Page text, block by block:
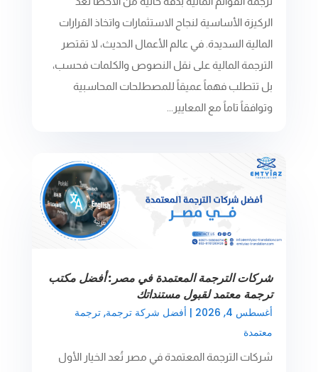
الركيزة الأساسية لنجاح الاستثمارات واتخاذ القرارات
المالية السديدة. في عالم الأعمال الحديث، لا تقتصر
الترجمة المالية على نقل النصوص والكلمات فحسب،
بل تتطلب فهماً عميقاً للمصطلحات المحاسبية
وتوافقاً تاماً مع المعايير...
شركات الترجمة المعتمدة في مصر: أفضل مكتب
ترجمة معتمد لقبول مستنداتك
أغسطس 4, 2026 | أفضل شركة ترجمة, ترجمة
معتمدة
شركات الترجمة المعتمدة في مصر تُعد الخيار الأول